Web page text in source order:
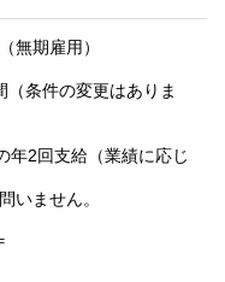
無期雇用）
（条件の変更はありま
年2回支給（業績に応じ
いません。